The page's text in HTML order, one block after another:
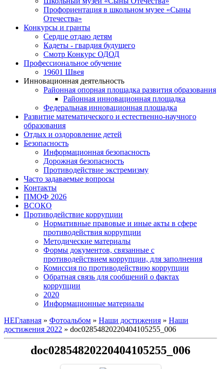
Профориентация в школьном музее «Сыны
Отечества»
Конкурсы и гранты
Сердце отдаю детям
Кадеты - гвардия будущего
Смотр Конкурс ОДОД
Профессиональное обучение
19601 Швея
Инновационная деятельность
Районная опорная площадка развития образования
Районная инновационная площадка
Федеральная инновационная площадка
Развитие математического и естественно-научного
образования
Отдых и оздоровление детей
Безопасность
Информационная безопасность
Дорожная безопасность
Противодействие экстремизму
Часто задаваемые вопросы
Контакты
ПМОФ 2026
ВСОКО
Противодействие коррупции
Нормативные правовые и иные акты в сфере
противодействия коррупции
Методические материалы
Формы документов, связанные с
противодействием коррупции, для заполнения
Комиссия по противодействию коррупции
Обратная связь для сообщений о фактах
коррупции
2020
Информационные материалы
НЕГлавная » Фотоальбом » Наши достижения » Наши
достижения 2022 » doc02854820220404105255_006
doc02854820220404105255_006